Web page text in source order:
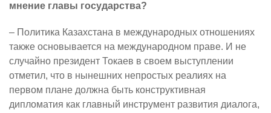
мнение главы государства?
– Политика Казахстана в международных отношениях
также основывается на международном праве. И не
случайно президент Токаев в своем выступлении
отметил, что в нынешних непростых реалиях на
первом плане должна быть конструктивная
дипломатия как главный инструмент развития диалога,